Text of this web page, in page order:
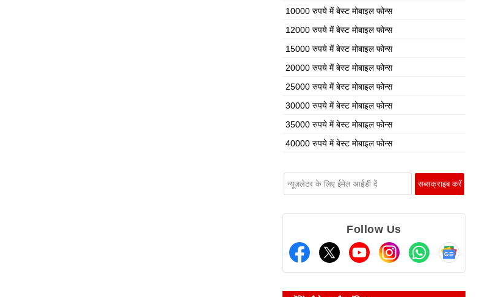
10000 रुपये में बेस्ट मोबाइल फोन्स
12000 रुपये में बेस्ट मोबाइल फोन्स
15000 रुपये में बेस्ट मोबाइल फोन्स
20000 रुपये में बेस्ट मोबाइल फोन्स
25000 रुपये में बेस्ट मोबाइल फोन्स
30000 रुपये में बेस्ट मोबाइल फोन्स
35000 रुपये में बेस्ट मोबाइल फोन्स
40000 रुपये में बेस्ट मोबाइल फोन्स
Follow Us